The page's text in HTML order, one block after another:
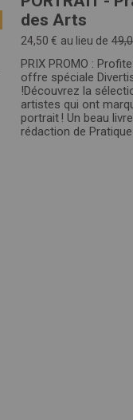
des Arts
24,50 € au lieu de
PRIX PROMO :
offre spéciale
!Découvrez la
artistes qui ont
portrait ! Un beau
rédaction de